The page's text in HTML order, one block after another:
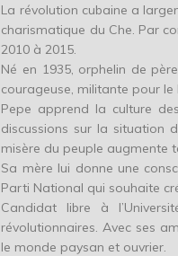
La révolution cubaine a
charismatique du Che. Par
2010 à 2015.
Né en 1935, orphelin de
courageuse, militante pour
Pepe apprend la culture
discussions sur la situation
misère du peuple augmente
Sa mère lui donne une
Parti National qui souhaite
Candidat libre à
révolutionnaires. Avec ses
le monde paysan et ouvrier.